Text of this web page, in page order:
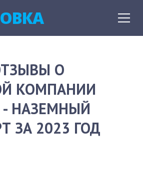
О
КОМПАНИИ
НАЗЕМНЫЙ
ЗА 2023 ГОД